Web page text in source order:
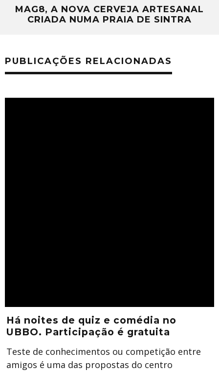
MAG8, A NOVA CERVEJA ARTESANAL
CRIADA NUMA PRAIA DE SINTRA
PUBLICAÇÕES RELACIONADAS
Há noites de quiz e comédia no
UBBO. Participação é gratuita
Teste de conhecimentos ou competição entre
amigos é uma das propostas do centro